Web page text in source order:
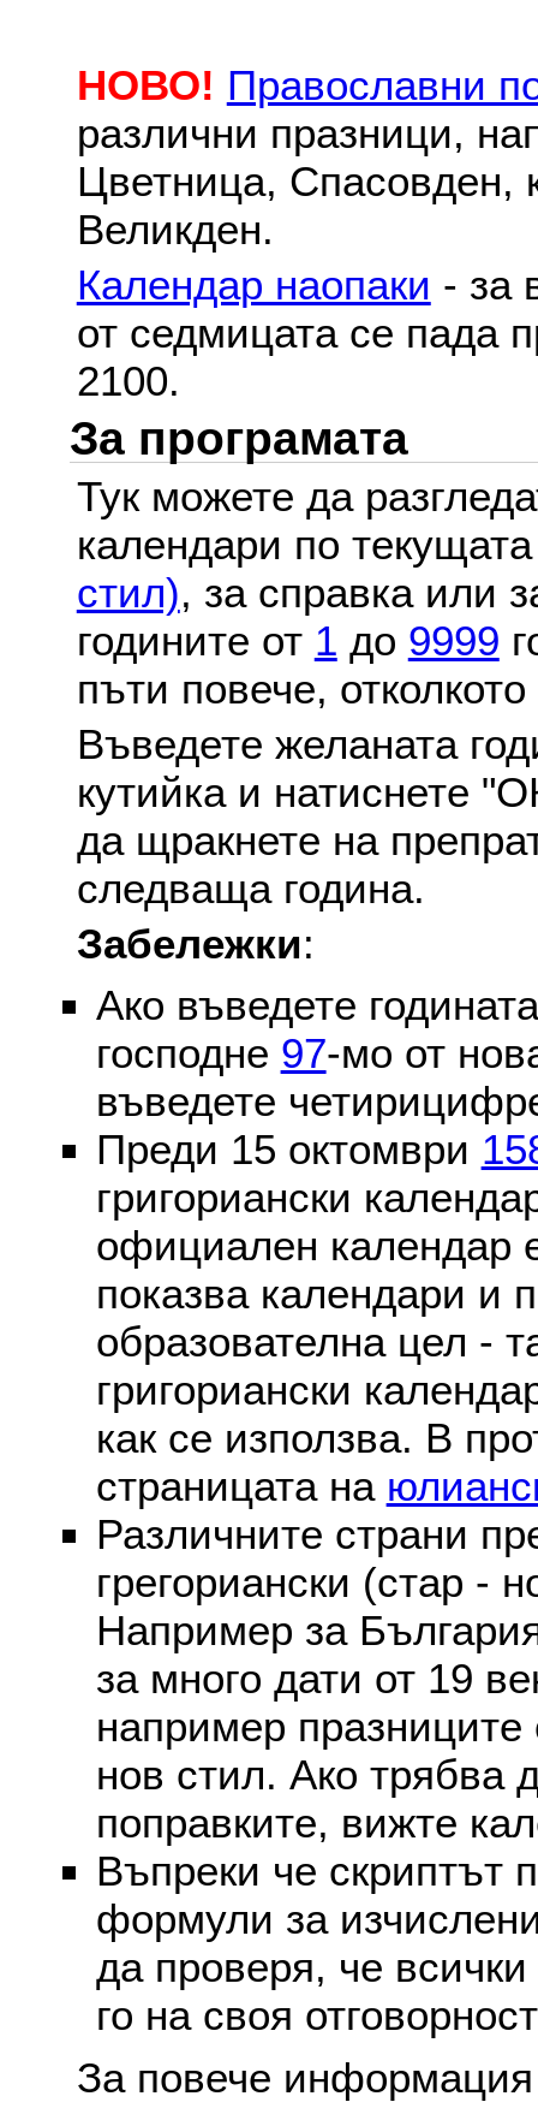
НОВО! Православни
различни празници,
Цветница, Спасовден,
Великден.
Календар наопаки - за
от седмицата се пада
2100.
За програмата
Тук можете да
календари по
стил), за справка или
годините от 1 до 9999
пъти повече,
Въведете желаната
кутийка и натиснете
да щракнете на
следваща година.
Забележки:
Ако въведете
господне 97-мо от
въведете
Преди 15 октомври
григориански
официален календар
показва календари и
образователна цел -
григориански
как се използва. В
страницата на
Различните страни
грегориански (стар -
Например за
за много дати от 19
например празниците
нов стил. Ако трябва
поправките, вижте
Въпреки че скриптът
формули за
да проверя, че
го на своя
За повече информация